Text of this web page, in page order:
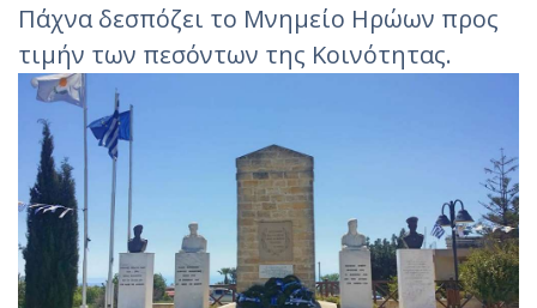
Πάχνα δεσπόζει το Μνημείο Ηρώων προς
τιμήν των πεσόντων της Κοινότητας.